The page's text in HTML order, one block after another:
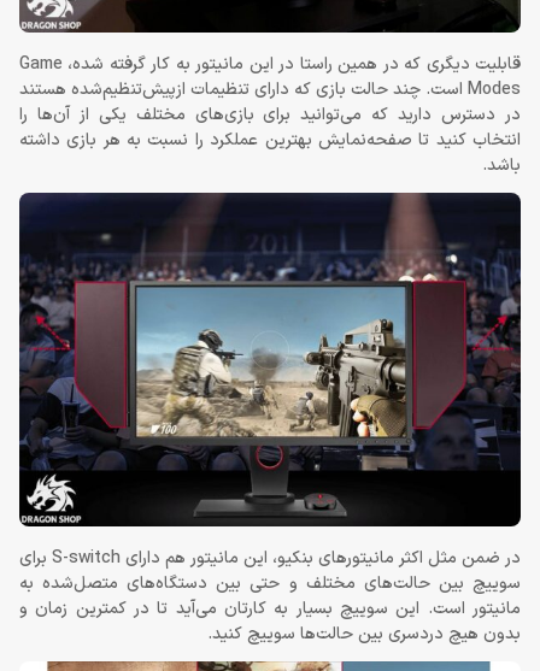
قابلیت دیگری که در همین راستا در این مانیتور به کار گرفته شده، Game
Modes است. چند حالت بازی که دارای تنظیمات ازپیش‌تنظیم‌شده هستند
در دسترس دارید که می‌توانید برای بازی‌های مختلف یکی از آن‌ها را
انتخاب کنید تا صفحه‌نمایش بهترین عملکرد را نسبت به هر بازی داشته
باشد.
در ضمن مثل اکثر مانیتورهای بنکیو، این مانیتور هم دارای S-switch برای
سوییچ بین حالت‌های مختلف و حتی بین دستگاه‌های متصل‌شده به
مانیتور است. این سوییچ بسیار به کارتان می‌آید تا در کمترین زمان و
بدون هیچ دردسری بین حالت‌ها سوییچ کنید.